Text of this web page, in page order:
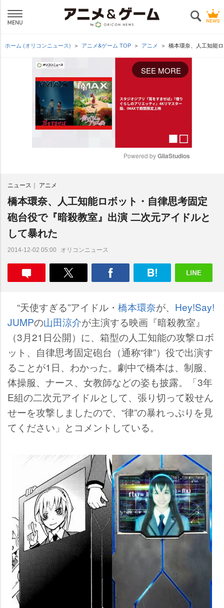
ホーム (オリコンニュース) アニメ&ゲーム TOP アニメ 橋本環奈、人工知能
SEE MORE
e
Powered by GliaStudios
ニュース アニメ
橋本環奈、人工知能ロボット・自律思考固定
砲台役で『暗殺教室』出演 二次元アイドルと
して暴れた
2014-12-02 05:00 オリコンニュース
“天使すぎる”アイドル・ 橋本環奈が、 Hey!Say!
JUMPの山田涼介が主演する映画『暗殺教室』
（3月21日公開）に、箱型の人工知能の攻撃ロボ
ット、自律思考固定砲台（通称“律”）役で出演す
ることが1日、わかった。劇中で橋本は、制服、
体操服、ナース、女教師などの姿も披露。「3年
E組の二次元アイドルとして、張り切って殺せん
せーを攻撃しましたので、“律”の暴れっぷりを見
てください」とコメントしている。